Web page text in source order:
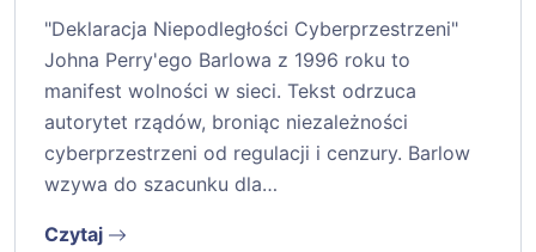
"Deklaracja Niepodległości Cyberprzestrzeni"
Johna Perry'ego Barlowa z 1996 roku to
manifest wolności w sieci. Tekst odrzuca
autorytet rządów, broniąc niezależności
cyberprzestrzeni od regulacji i cenzury. Barlow
wzywa do szacunku dla…
Czytaj